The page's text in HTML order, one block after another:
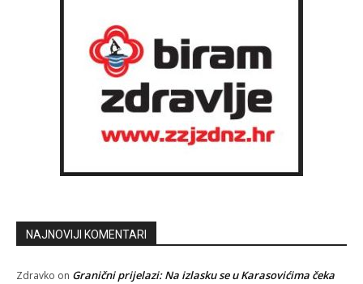
NAJNOVIJI KOMENTARI
Zdravko on Granični prijelazi: Na izlasku se u Karasovićima čeka